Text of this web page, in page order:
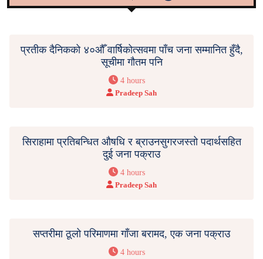
प्रतीक दैनिकको ४०औँ वार्षिकोत्सवमा पाँच जना सम्मानित हुँदै,
सूचीमा गौतम पनि
4 hours
Pradeep Sah
सिराहामा प्रतिबन्धित औषधि र ब्राउनसुगरजस्तो पदार्थसहित
दुई जना पक्राउ
4 hours
Pradeep Sah
सप्तरीमा ठूलो परिमाणमा गाँजा बरामद, एक जना पक्राउ
4 hours